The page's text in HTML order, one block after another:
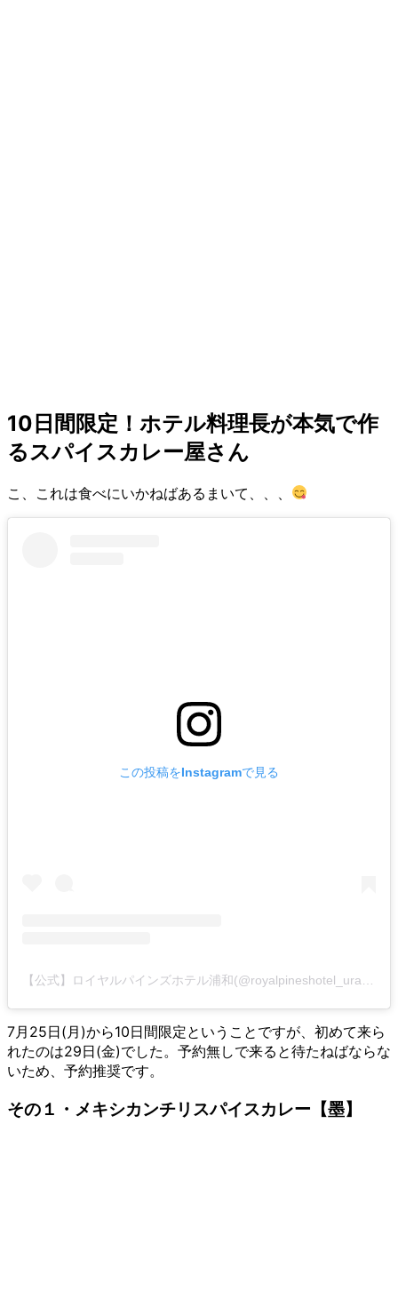
10日間限定！ホテル料理長が本気で作
るスパイスカレー屋さん
こ、これは食べにいかねばあるまいて、、、
この投稿をInstagramで見る
7月25日(月)から10日間限定ということですが、初めて来ら
れたのは29日(金)でした。予約無しで来ると待たねばならな
いため、予約推奨です。
その１・メキシカンチリスパイスカレー【墨】